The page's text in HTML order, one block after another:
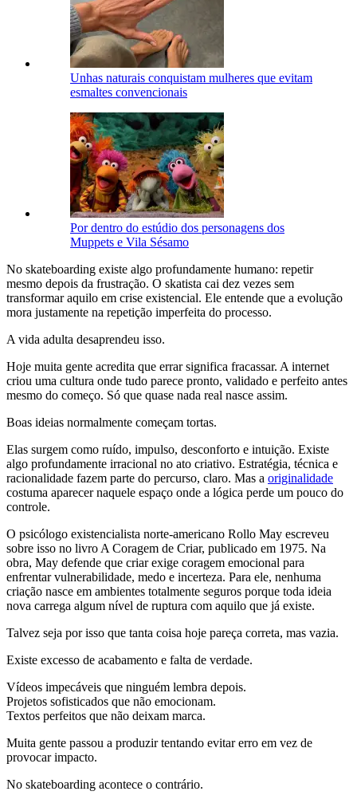
Unhas naturais conquistam mulheres que evitam
esmaltes convencionais
Por dentro do estúdio dos personagens dos
Muppets e Vila Sésamo
No skateboarding existe algo profundamente humano: repetir
mesmo depois da frustração. O skatista cai dez vezes sem
transformar aquilo em crise existencial. Ele entende que a evolução
mora justamente na repetição imperfeita do processo.
A vida adulta desaprendeu isso.
Hoje muita gente acredita que errar significa fracassar. A internet
criou uma cultura onde tudo parece pronto, validado e perfeito antes
mesmo do começo. Só que quase nada real nasce assim.
Boas ideias normalmente começam tortas.
Elas surgem como ruído, impulso, desconforto e intuição. Existe
algo profundamente irracional no ato criativo. Estratégia, técnica e
racionalidade fazem parte do percurso, claro. Mas a originalidade
costuma aparecer naquele espaço onde a lógica perde um pouco do
controle.
O psicólogo existencialista norte-americano Rollo May escreveu
sobre isso no livro A Coragem de Criar, publicado em 1975. Na
obra, May defende que criar exige coragem emocional para
enfrentar vulnerabilidade, medo e incerteza. Para ele, nenhuma
criação nasce em ambientes totalmente seguros porque toda ideia
nova carrega algum nível de ruptura com aquilo que já existe.
Talvez seja por isso que tanta coisa hoje pareça correta, mas vazia.
Existe excesso de acabamento e falta de verdade.
Vídeos impecáveis que ninguém lembra depois.
Projetos sofisticados que não emocionam.
Textos perfeitos que não deixam marca.
Muita gente passou a produzir tentando evitar erro em vez de
provocar impacto.
No skateboarding acontece o contrário.